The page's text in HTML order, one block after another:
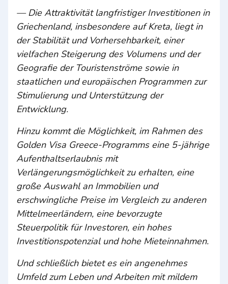
— Die Attraktivität langfristiger Investitionen in
Griechenland, insbesondere auf Kreta, liegt in
der Stabilität und Vorhersehbarkeit, einer
vielfachen Steigerung des Volumens und der
Geografie der Touristenströme sowie in
staatlichen und europäischen Programmen zur
Stimulierung und Unterstützung der
Entwicklung.
Hinzu kommt die Möglichkeit, im Rahmen des
Golden Visa Greece-Programms eine 5-jährige
Aufenthaltserlaubnis mit
Verlängerungsmöglichkeit zu erhalten, eine
große Auswahl an Immobilien und
erschwingliche Preise im Vergleich zu anderen
Mittelmeerländern, eine bevorzugte
Steuerpolitik für Investoren, ein hohes
Investitionspotenzial und hohe Mieteinnahmen.
Und schließlich bietet es ein angenehmes
Umfeld zum Leben und Arbeiten mit mildem